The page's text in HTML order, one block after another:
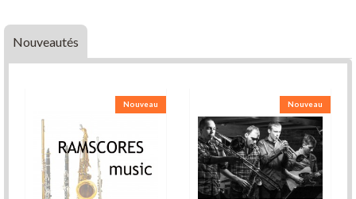
Nouveautés
Nouveau Nouveau